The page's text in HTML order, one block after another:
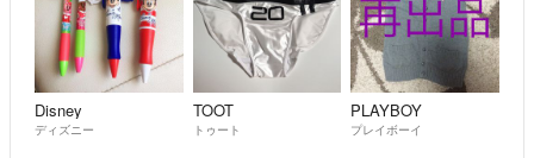
Disney
ディズニー
TOOT
トゥート
PLAYBOY
プレイボーイ